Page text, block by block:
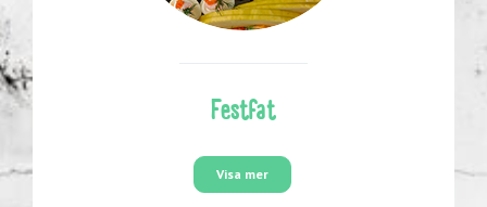
Festfat
Visa mer